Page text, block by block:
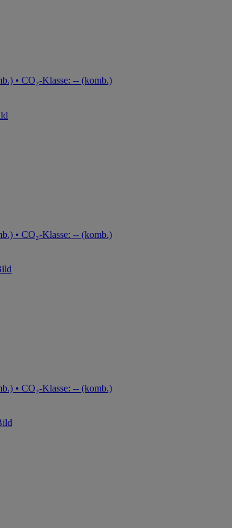
• CO₂-Klasse: -- (komb.)
• CO₂-Klasse: -- (komb.)
• CO₂-Klasse: -- (komb.)